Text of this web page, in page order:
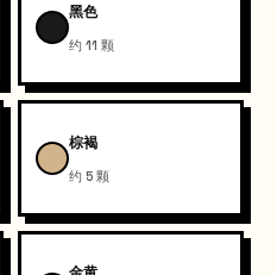
黑色
约 11 颗
棕褐
约 5 颗